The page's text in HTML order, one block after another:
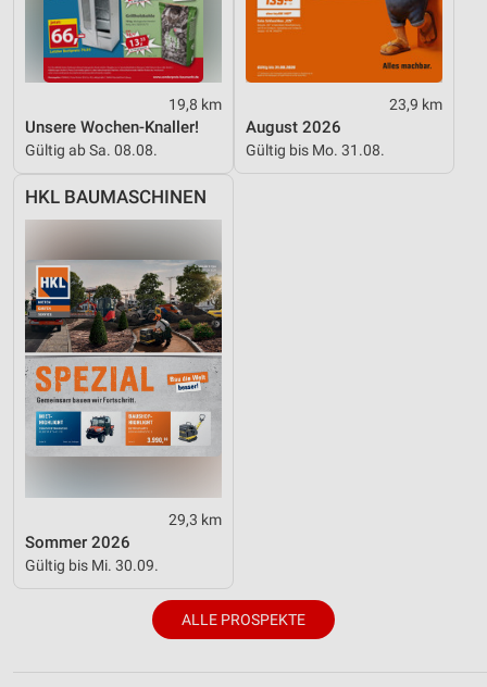
19,8 km
Unsere Wochen-Knaller!
Gültig ab Sa. 08.08.
23,9 km
August 2026
Gültig bis Mo. 31.08.
HKL BAUMASCHINEN
29,3 km
Sommer 2026
Gültig bis Mi. 30.09.
ALLE PROSPEKTE